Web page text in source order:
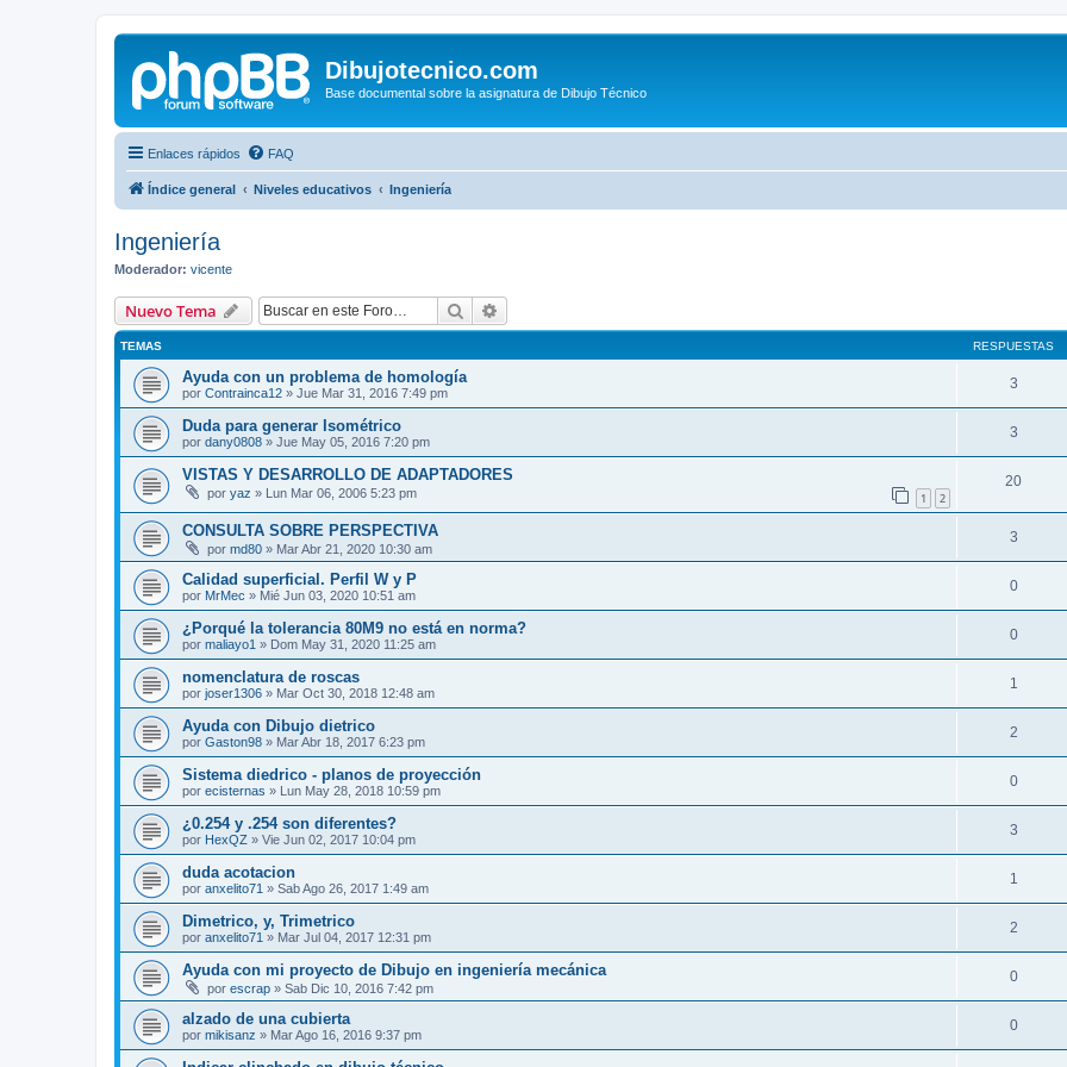
Dibujotecnico.com
Base documental sobre la asignatura de Dibujo Técnico
Enlaces rápidos FAQ
Índice general Niveles educativos Ingeniería
Ingeniería
Moderador: vicente
Nuevo Tema Buscar
TEMAS RESPUESTAS
Ayuda con un problema de homología
por Contrainca12 » Jue Mar 31, 2016 7:49 pm
3
Duda para generar Isométrico
por dany0808 » Jue May 05, 2016 7:20 pm
3
VISTAS Y DESARROLLO DE ADAPTADORES
por yaz » Lun Mar 06, 2006 5:23 pm 1 2
20
CONSULTA SOBRE PERSPECTIVA
por md80 » Mar Abr 21, 2020 10:30 am
3
Calidad superficial. Perfil W y P
por MrMec » Mié Jun 03, 2020 10:51 am
0
¿Porqué la tolerancia 80M9 no está en norma?
por maliayo1 » Dom May 31, 2020 11:25 am
0
nomenclatura de roscas
por joser1306 » Mar Oct 30, 2018 12:48 am
1
Ayuda con Dibujo dietrico
por Gaston98 » Mar Abr 18, 2017 6:23 pm
2
Sistema diedrico - planos de proyección
por ecisternas » Lun May 28, 2018 10:59 pm
0
¿0.254 y .254 son diferentes?
por HexQZ » Vie Jun 02, 2017 10:04 pm
3
duda acotacion
por anxelito71 » Sab Ago 26, 2017 1:49 am
1
Dimetrico, y, Trimetrico
por anxelito71 » Mar Jul 04, 2017 12:31 pm
2
Ayuda con mi proyecto de Dibujo en ingeniería mecánica
por escrap » Sab Dic 10, 2016 7:42 pm
0
alzado de una cubierta
por mikisanz » Mar Ago 16, 2016 9:37 pm
0